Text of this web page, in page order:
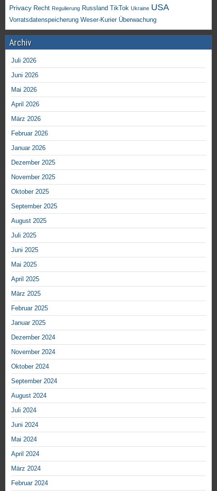
Privacy Recht Regulierung Russland TikTok Ukraine USA
Vorratsdatenspeicherung Weser-Kurier Überwachung
Archiv
Juli 2026
Juni 2026
Mai 2026
April 2026
März 2026
Februar 2026
Januar 2026
Dezember 2025
November 2025
Oktober 2025
September 2025
August 2025
Juli 2025
Juni 2025
Mai 2025
April 2025
März 2025
Februar 2025
Januar 2025
Dezember 2024
November 2024
Oktober 2024
September 2024
August 2024
Juli 2024
Juni 2024
Mai 2024
April 2024
März 2024
Februar 2024